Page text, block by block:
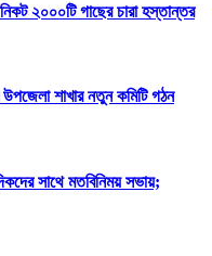
২০০০টি গাছের চারা হস্তান্তর
উপজেলা শাখার নতুন কমিটি গঠন
সাথে মতবিনিময় সভায়;